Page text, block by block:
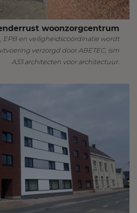
woonzorgcentrum
EPB en veiligheidscoördinatie wordt
verzorgd door ABETEC, ism
A33 architecten voor architectuur.